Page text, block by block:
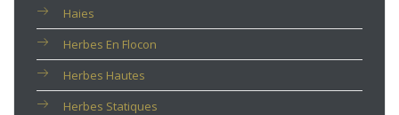
Haies
Herbes En Flocon
Herbes Hautes
Herbes Statiques